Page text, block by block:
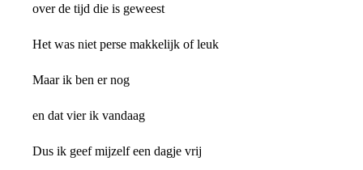
over de tijd die is geweest
Het was niet perse makkelijk of leuk
Maar ik ben er nog
en dat vier ik vandaag
Dus ik geef mijzelf een dagje vrij